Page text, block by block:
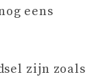
eens
zijn zoals